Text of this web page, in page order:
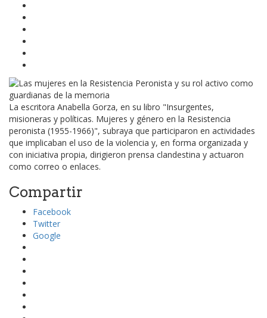
La escritora Anabella Gorza, en su libro "Insurgentes,
misioneras y políticas. Mujeres y género en la Resistencia
peronista (1955-1966)", subraya que participaron en actividades
que implicaban el uso de la violencia y, en forma organizada y
con iniciativa propia, dirigieron prensa clandestina y actuaron
como correo o enlaces.
Compartir
Facebook
Twitter
Google